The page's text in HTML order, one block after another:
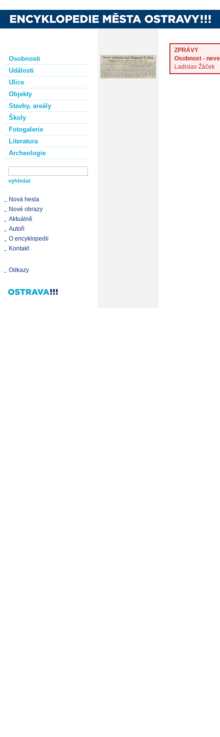
Osobnosti
Události
Ulice
Objekty
Stavby, areály
Školy
Fotogalerie
Literatura
Archeologie
Nová hesla
Nové obrazy
Aktuálně
Autoři
O encyklopedii
Kontakt
Odkazy
ZPRÁVY
Osobnost -
Ladislav Žáček